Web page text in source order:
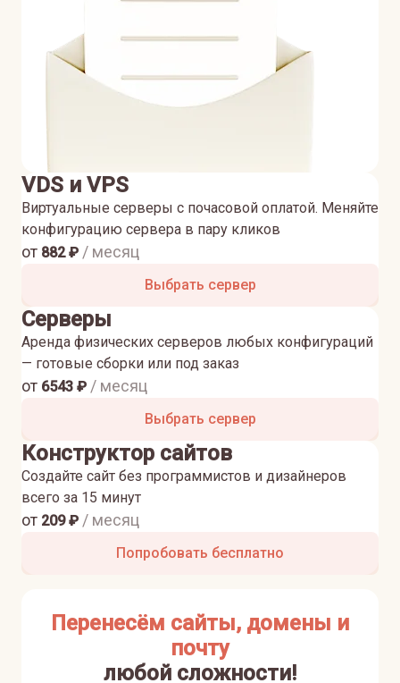
VDS и VPS
Виртуальные серверы с почасовой оплатой. Меняйте
конфигурацию сервера в пару кликов
от 882₽ / месяц
Выбрать сервер
Серверы
Аренда физических серверов любых конфигураций
— готовые сборки или под заказ
от 6543 ₽ / месяц
Выбрать сервер
Конструктор сайтов
Создайте сайт без программистов и дизайнеров
всего за 15 минут
от 209₽ / месяц
Попробовать бесплатно
Перенесём сайты, домены и
почту
любой сложности!